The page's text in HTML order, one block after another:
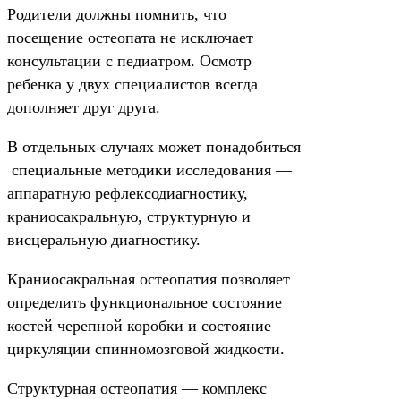
Родители должны помнить, что
посещение остеопата не исключает
консультации с педиатром. Осмотр
ребенка у двух специалистов всегда
дополняет друг друга.
В отдельных случаях может понадобиться
специальные методики исследования —
аппаратную рефлексодиагностику,
краниосакральную, структурную и
висцеральную диагностику.
Краниосакральная остеопатия позволяет
определить функциональное состояние
костей черепной коробки и состояние
циркуляции спинномозговой жидкости.
Структурная остеопатия — комплекс